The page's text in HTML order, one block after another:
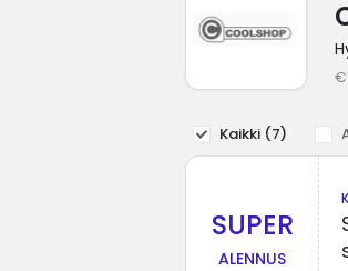
Kaikki (7)
SUPER
ALENNUS